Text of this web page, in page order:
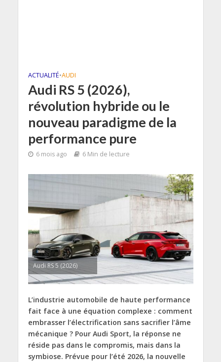
ACTUALITÉ•AUDI
Audi RS 5 (2026),
révolution hybride ou le
nouveau paradigme de la
performance pure
6 mois ago 6 Min de lecture
Audi RS 5 (2026)
L’industrie automobile de haute performance
fait face à une équation complexe : comment
embrasser l’électrification sans sacrifier l’âme
mécanique ? Pour Audi Sport, la réponse ne
réside pas dans le compromis, mais dans la
symbiose. Prévue pour l’été 2026, la nouvelle